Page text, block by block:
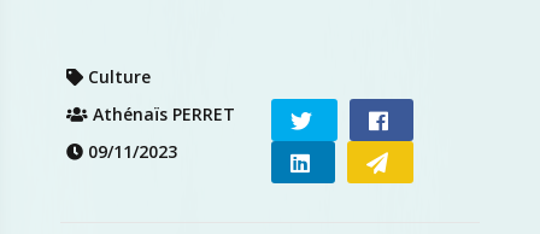
Culture
Athénaïs PERRET
09/11/2023